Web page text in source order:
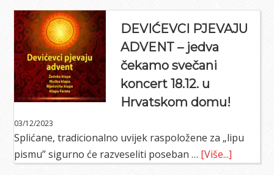
PJEVAJU
DEVIĆEVCI PJEVAJU
ADVENT – jedva
čekamo svečani
koncert 18.12. u
Hrvatskom domu!
03/12/2023
Splićane, tradicionalno uvijek raspoložene za „lipu
pismu” sigurno će razveseliti poseban … [Više...]